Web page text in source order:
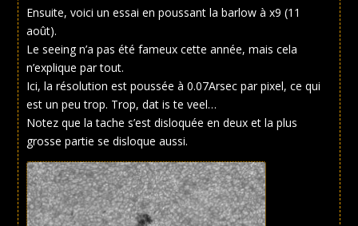
Ensuite, voici un essai en poussant la barlow à x9 (11
août).
Le seeing n’a pas été fameux cette année, mais cela
n’explique par tout.
Ici, la résolution est poussée à 0.07Arsec par pixel, ce qui
est un peu trop. Trop, dat is te veel…
Notez que la tache s’est disloquée en deux et la plus
grosse partie se disloque aussi.